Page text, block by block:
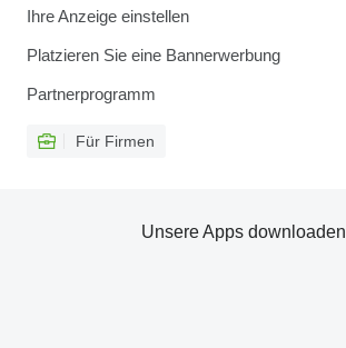
Ihre Anzeige einstellen
Platzieren Sie eine Bannerwerbung
Partnerprogramm
Für Firmen
Unsere Apps downloaden